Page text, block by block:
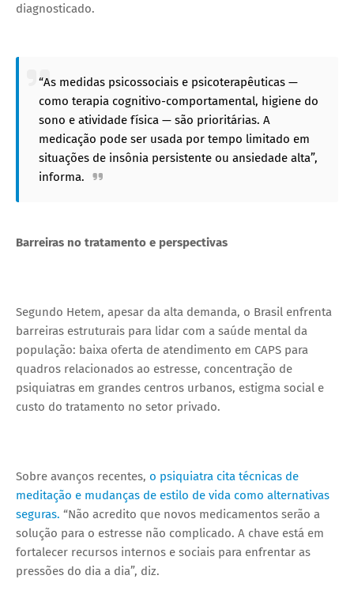
diagnosticado.
“As medidas psicossociais e psicoterapêuticas —
como terapia cognitivo-comportamental, higiene do
sono e atividade física — são prioritárias. A
medicação pode ser usada por tempo limitado em
situações de insônia persistente ou ansiedade alta”,
informa.
Barreiras no tratamento e perspectivas
Segundo Hetem, apesar da alta demanda, o Brasil enfrenta
barreiras estruturais para lidar com a saúde mental da
população: baixa oferta de atendimento em CAPS para
quadros relacionados ao estresse, concentração de
psiquiatras em grandes centros urbanos, estigma social e
custo do tratamento no setor privado.
Sobre avanços recentes, o psiquiatra cita técnicas de
meditação e mudanças de estilo de vida como alternativas
seguras. “Não acredito que novos medicamentos serão a
solução para o estresse não complicado. A chave está em
fortalecer recursos internos e sociais para enfrentar as
pressões do dia a dia”, diz.